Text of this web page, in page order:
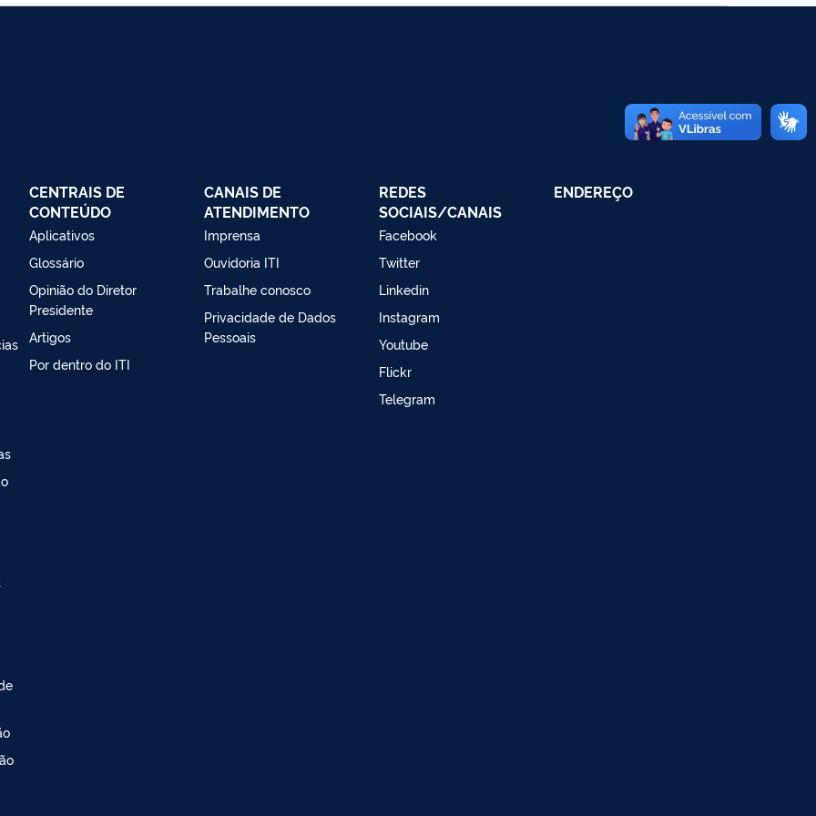
CENTRAIS DE
CONTEÚDO
Aplicativos
Glossário
Opinião do Diretor
Presidente
Artigos
Por dentro do ITI
CANAIS DE
ATENDIMENTO
Imprensa
Ouvidoria ITI
Trabalhe conosco
Privacidade de Dados
Pessoais
REDES
SOCIAIS/CANAIS
Facebook
Twitter
Linkedin
Instagram
Youtube
Flickr
Telegram
ENDEREÇO